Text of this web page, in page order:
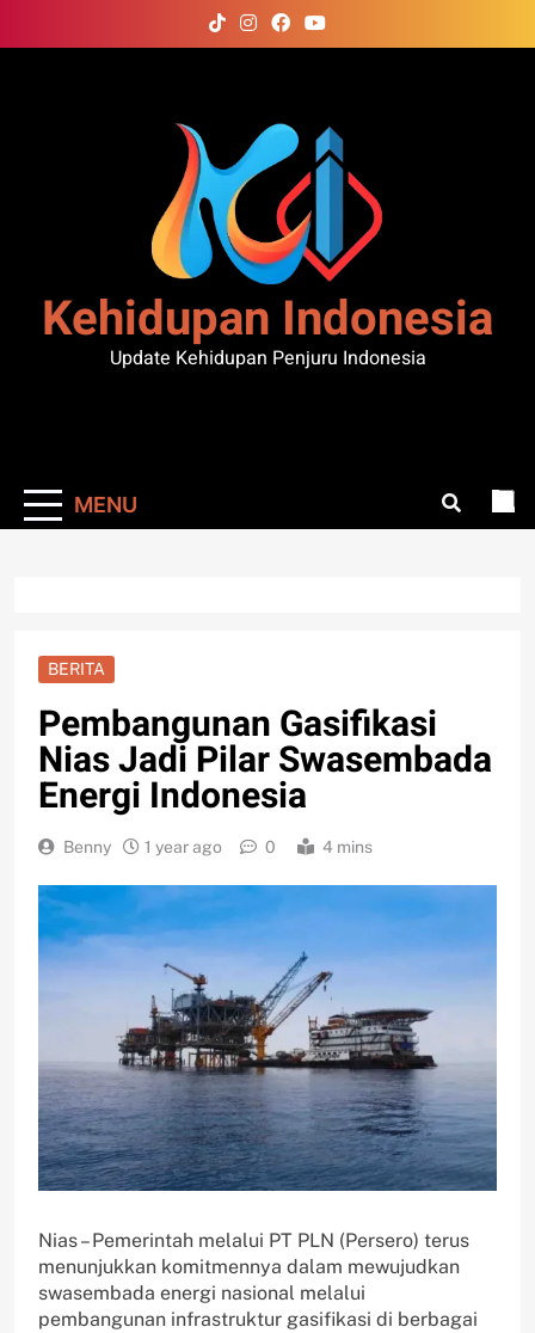
to
Kehidupan Indonesia
Update Kehidupan Penjuru Indonesia
MENU
BERITA
Pembangunan Gasifikasi
Nias Jadi Pilar Swasembada
Energi Indonesia
Benny 1 year ago 0 4 mins
Nias – Pemerintah melalui PT PLN (Persero) terus
menunjukkan komitmennya dalam mewujudkan
swasembada energi nasional melalui
pembangunan infrastruktur gasifikasi di berbagai